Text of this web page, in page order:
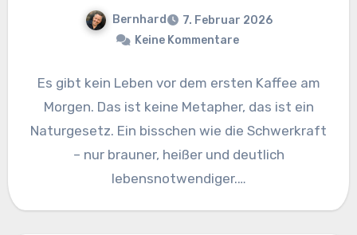
Bernhard
7. Februar 2026
Keine Kommentare
Es gibt kein Leben vor dem ersten Kaffee am
Morgen. Das ist keine Metapher, das ist ein
Naturgesetz. Ein bisschen wie die Schwerkraft
– nur brauner, heißer und deutlich
lebensnotwendiger.…